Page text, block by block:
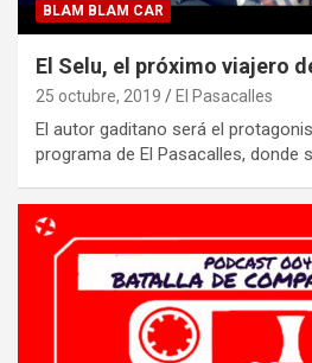
BLAM BLAM CAR
El Selu, el próximo viajero
25 octubre, 2019 El Pasacalles
El autor gaditano será el
programa de El Pasacalles, donde